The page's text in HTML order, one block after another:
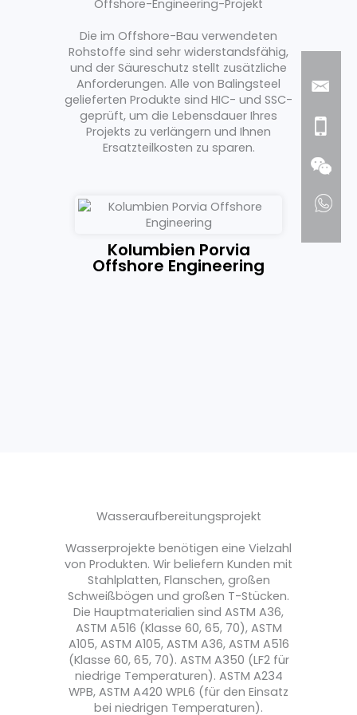
Offshore-Engineering-Projekt
Die im Offshore-Bau verwendeten
Rohstoffe sind sehr widerstandsfähig,
und der Säureschutz stellt zusätzliche
Anforderungen. Alle von Balingsteel
gelieferten Produkte sind HIC- und SSC-
geprüft, um die Lebensdauer Ihres
Projekts zu verlängern und Ihnen
Ersatzteilkosten zu sparen.
Kolumbien Porvia
Offshore Engineering
Wasseraufbereitungsprojekt
Wasserprojekte benötigen eine Vielzahl
von Produkten. Wir beliefern Kunden mit
Stahlplatten, Flanschen, großen
Schweißbögen und großen T-Stücken.
Die Hauptmaterialien sind ASTM A36,
ASTM A516 (Klasse 60, 65, 70), ASTM
A105, ASTM A105, ASTM A36, ASTM A516
(Klasse 60, 65, 70). ASTM A350 (LF2 für
niedrige Temperaturen). ASTM A234
WPB, ASTM A420 WPL6 (für den Einsatz
bei niedrigen Temperaturen).